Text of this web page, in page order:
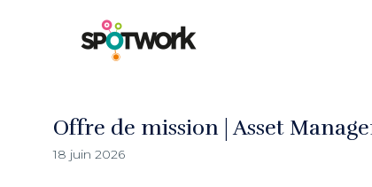
Offre de mission | Asset
18 juin 2026